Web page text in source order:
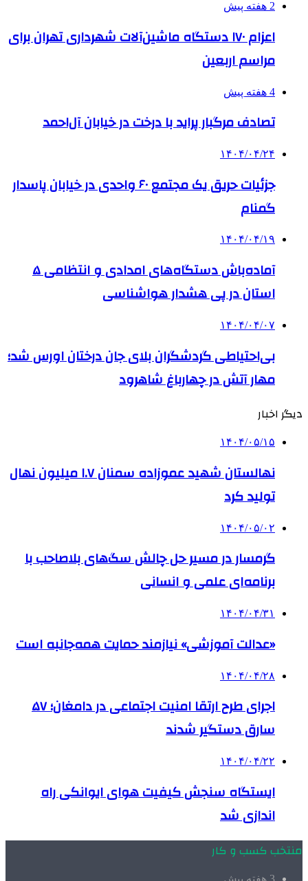
2 هفته پیش
اعزام ۱۷۰ دستگاه ماشین‌آلات شهرداری تهران برای
مراسم اربعین
4 هفته پیش
تصادف مرگبار پراید با درخت در خیابان آل‌احمد
۱۴۰۴/۰۴/۲۴
جزئیات حریق یک مجتمع ۶۰ واحدی در خیابان پاسدار
گمنام
۱۴۰۴/۰۴/۱۹
آماده‌باش دستگاه‌های امدادی و انتظامی ۵
استان در پی هشدار هواشناسی
۱۴۰۴/۰۴/۰۷
بی‌احتیاطی گردشگران بلای جان درختان اورس شد؛
مهار آتش در چهارباغ شاهرود
دیگر اخبار
۱۴۰۴/۰۵/۱۵
نهالستان شهید عموزاده سمنان ۱.۷ میلیون نهال
تولید کرد
۱۴۰۴/۰۵/۰۲
گرمسار در مسیر حل چالش سگ‌های بلاصاحب با
برنامه‌ای علمی و انسانی
۱۴۰۴/۰۴/۳۱
«عدالت آموزشی» نیازمند حمایت همه‌جانبه است
۱۴۰۴/۰۴/۲۸
اجرای طرح ارتقا امنیت اجتماعی در دامغان؛ ۵۷
سارق دستگیر شدند
۱۴۰۴/۰۴/۲۲
ایستگاه سنجش کیفیت هوای ایوانکی راه
اندازی شد
منتخب کسب و کار
3 هفته پیش